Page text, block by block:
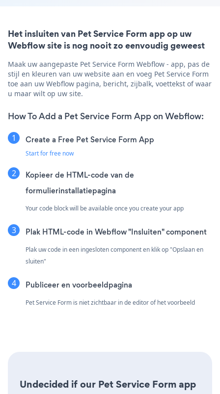
Het insluiten van Pet Service Form app op uw
Webflow site is nog nooit zo eenvoudig geweest
Maak uw aangepaste Pet Service Form Webflow - app, pas de
stijl en kleuren van uw website aan en voeg Pet Service Form
toe aan uw Webflow pagina, bericht, zijbalk, voettekst of waar
u maar wilt op uw site.
How To Add a Pet Service Form App on Webflow:
Create a Free Pet Service Form App
Start for free now
Kopieer de HTML-code van de
formulierinstallatiepagina
Your code block will be available once you create your app
Plak HTML-code in Webflow "Insluiten" component
Plak uw code in een ingesloten component en klik op "Opslaan en
sluiten"
Publiceer en voorbeeldpagina
Pet Service Form is niet zichtbaar in de editor of het voorbeeld
Undecided if our Pet Service Form app